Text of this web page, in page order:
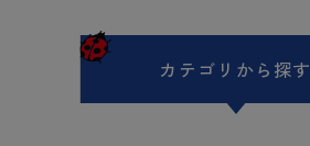
カテゴリ から探す